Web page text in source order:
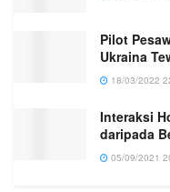
Pilot
Ukraina
18/03/2022
Interaksi
daripada
05/09/2021